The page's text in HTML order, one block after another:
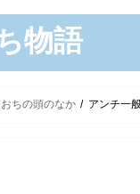
物語
おちの頭のなか アンチ一